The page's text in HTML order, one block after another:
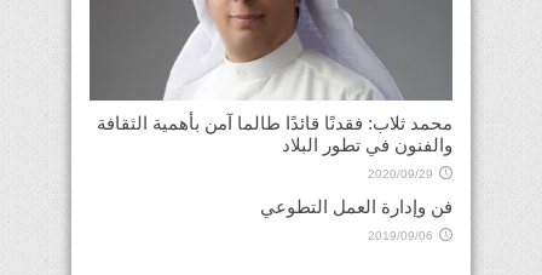
محمد ثلاب: فقدنًا قائدًا طالما آمن بأهمية الثقافة
والفنون في تطور البلاد
2020/09/29
فن وإدارة العمل التطوعي
2019/09/06